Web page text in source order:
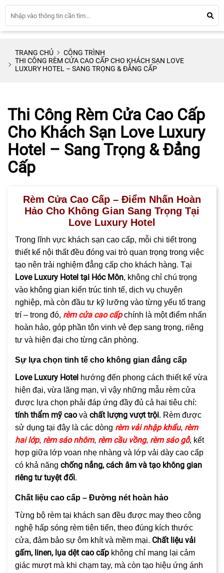
TRANG CHỦ
CÔNG TRÌNH
THI CÔNG RÈM CỬA CAO CẤP CHO KHÁCH SẠN LOVE
LUXURY HOTEL – SANG TRỌNG & ĐẲNG CẤP
Thi Công Rèm Cửa Cao Cấp
Cho Khách Sạn Love Luxury
Hotel – Sang Trọng & Đẳng
Cấp
Rèm Cửa Cao Cấp – Điểm Nhấn Hoàn
Hảo Cho Không Gian Sang Trọng Tại
Love Luxury Hotel
Trong lĩnh vực khách sạn cao cấp, mỗi chi tiết trong
thiết kế nội thất đều đóng vai trò quan trọng trong việc
tạo nên trải nghiệm đẳng cấp cho khách hàng. Tại
Love Luxury Hotel tại Hóc Môn, không chỉ chú trọng
vào không gian kiến trúc tinh tế, dịch vụ chuyên
nghiệp, mà còn đầu tư kỹ lưỡng vào từng yếu tố trang
trí – trong đó, rèm cửa cao cấpchính là một điểm nhấn
hoàn hảo, góp phần tôn vinh vẻ đẹp sang trọng, riêng
tư và hiện đại cho từng căn phòng.
Sự lựa chọn tinh tế cho không gian đẳng cấp
Love Luxury Hotel hướng đến phong cách thiết kế vừa
hiện đại, vừa lãng mạn, vì vậy những mẫu rèm cửa
được lựa chọn phải đáp ứng đầy đủ cả hai tiêu chí:
tính thẩm mỹ cao và chất lượng vượt trội. Rèm được
sử dụng tại đây là các dòng rèm vải nhập khẩu, rèm
hai lớp, rèm sáo nhôm, rèm cầu vồng, rèm sáo gỗ, kết
hợp giữa lớp voan nhẹ nhàng và lớp vải dày cao cấp
có khả năng chống nắng, cách âm và tạo không gian
riêng tư tuyệt đối.
Chất liệu cao cấp – Đường nét hoàn hảo
Từng bộ rèm tại khách sạn đều được may theo công
nghệ hấp sóng rèm tiên tiến, theo đúng kích thước
cửa, đảm bảo sự ôm khít và mềm mại. Chất liệu vải
gấm, linen, lụa dệt cao cấp không chỉ mang lại cảm
giác mượt mà khi chạm tay, mà còn tạo hiệu ứng ánh